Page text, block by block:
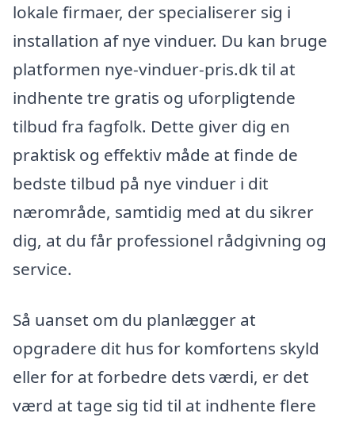
lokale firmaer, der specialiserer sig i
installation af nye vinduer. Du kan bruge
platformen nye-vinduer-pris.dk til at
indhente tre gratis og uforpligtende
tilbud fra fagfolk. Dette giver dig en
praktisk og effektiv måde at finde de
bedste tilbud på nye vinduer i dit
nærområde, samtidig med at du sikrer
dig, at du får professionel rådgivning og
service.
Så uanset om du planlægger at
opgradere dit hus for komfortens skyld
eller for at forbedre dets værdi, er det
værd at tage sig tid til at indhente flere